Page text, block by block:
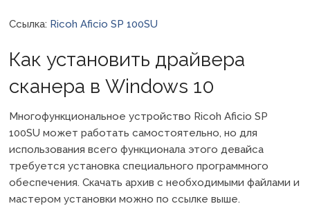
Ссылка: Ricoh Aficio SP 100SU
Как установить драйвера
сканера в Windows 10
Многофункциональное устройство Ricoh Aficio SP
100SU может работать самостоятельно, но для
использования всего функционала этого девайса
требуется установка специального программного
обеспечения. Скачать архив с необходимыми файлами и
мастером установки можно по ссылке выше.